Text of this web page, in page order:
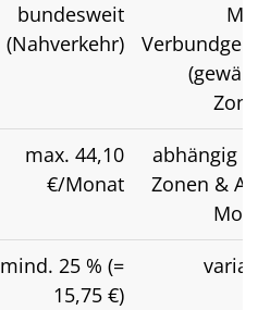
bundesweit
(Nahverkehr)
max. 44,10
€/Monat
abhängig
Zonen &
mind. 25 % (=
15,75 €)